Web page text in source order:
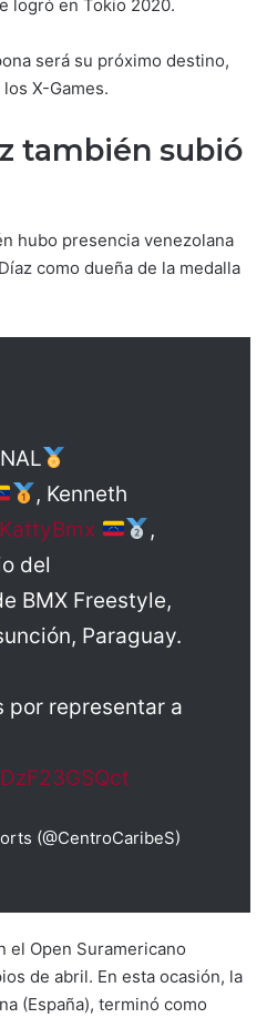
logró en Tokio 2020.
será su próximo destino,
X-Games.
también subió
hubo presencia venezolana
como dueña de la medalla
, Kenneth
,
del
BMX Freestyle,
Paraguay.
por representar a
(@CentroCaribeS)
el Open Suramericano
de abril. En esta ocasión, la
(España), terminó como